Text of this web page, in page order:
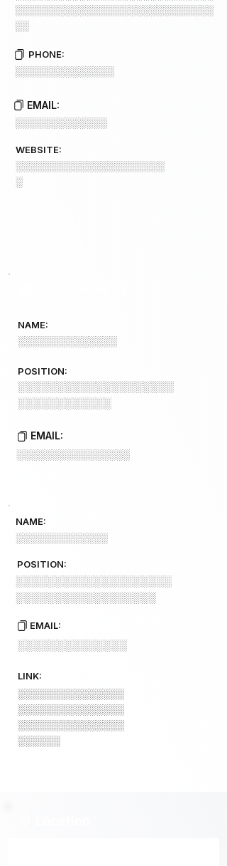
░░░░░░░░░░░░░░░░░░░░░░░░░░░░
░░
PHONE:
░░░░░░░░░░░░░░
EMAIL:
░░░░░░░░░░░░░
WEBSITE:
░░░░░░░░░░░░░░░░░░░░░
░
NAME:
░░░░░░░░░░░░░░
POSITION:
░░░░░░░░░░░░░░░░░░░░
░░░░░░░░░░░░
EMAIL:
░░░░░░░░░░░░░░░░
NAME:
░░░░░░░░░░░░░
POSITION:
░░░░░░░░░░░░░░░░░░░░
░░░░░░░░░░░░░░░░░░
EMAIL:
░░░░░░░░░░░░░░
LINK:
░░░░░░░░░░░░░░░
░░░░░░░░░░░░░░░
░░░░░░░░░░░░░░░
░░░░░░